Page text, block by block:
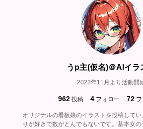
うp主(仮名)＠AIイラ
2023年11月より活動開
962 投稿 4 フォロー 72
オリジナルの看板娘のイラストを投稿して
りが好きで数がとんでもないです。基本女